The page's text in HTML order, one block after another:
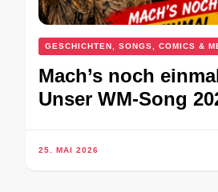
GESCHICHTEN, SONGS, COMICS &
Mach’s noch
Unser WM-Song
25. MAI 2026